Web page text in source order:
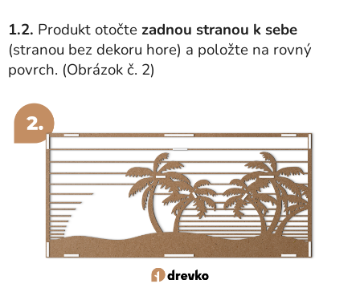
1.2. Produkt otočte zadnou stranou k sebe
(stranou bez dekoru hore) a položte na rovný
povrch. (Obrázok č. 2)